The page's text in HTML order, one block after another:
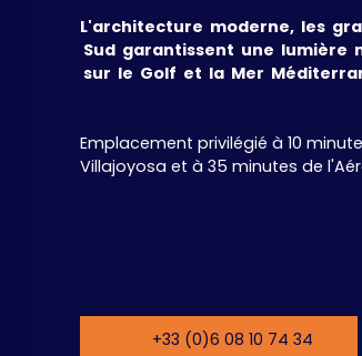
L'architecture moderne, les
Sud garantissent une lumière
sur le Golf et la Mer
Emplacement privilégié à 10
Villajoyosa et à 35 minutes de
+33 (0)6 08 10 74 34